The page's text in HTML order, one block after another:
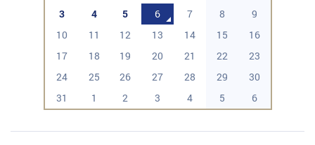
3
4 5 6 7 8
9
10
11 12 13 14 15
16
17
18 19 20 21 22
23
24
25 26 27 28 29
30
31
1 2 3 4 5 6